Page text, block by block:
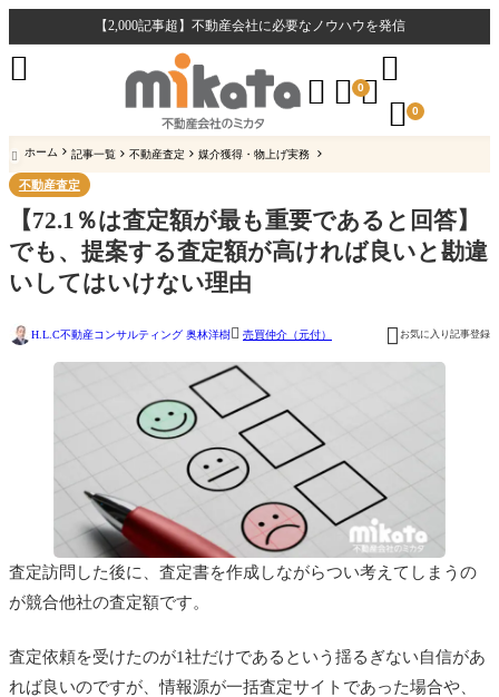
【2,000記事超】不動産会社に必要なノウハウを発信
  0

 0

 ホーム 記事一覧 不動産査定 媒介獲得・物上げ実務
不動産査定
【72.1％は査定額が最も重要であると回答】
でも、提案する査定額が高ければ良いと勘違
いしてはいけない理由
H.L.C不動産コンサルティング 奥林洋樹 売買仲介（元付）  お気に入り記事登録
査定訪問した後に、査定書を作成しながらつい考えてしまうの
が競合他社の査定額です。
査定依頼を受けたのが1社だけであるという揺るぎない自信があ
れば良いのですが、情報源が一括査定サイトであった場合や、